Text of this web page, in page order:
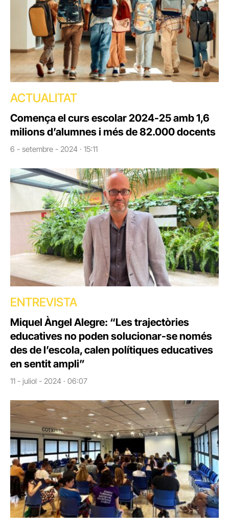
ACTUALITAT
Comença el curs escolar 2024-25 amb 1,6
milions d’alumnes i més de 82.000 docents
6 - setembre - 2024 · 15:11
ENTREVISTA
Miquel Àngel Alegre: “Les trajectòries
educatives no poden solucionar-se només
des de l’escola, calen polítiques educatives
en sentit ampli”
11 - juliol - 2024 · 06:07